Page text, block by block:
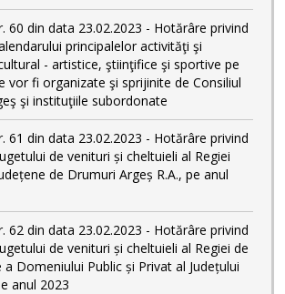
60 din data 23.02.2023 - Hotărâre privind
principalelor activităţi şi
- artistice, ştiinţifice şi sportive pe
vor fi organizate şi sprijinite de Consiliul
şi instituţiile subordonate
61 din data 23.02.2023 - Hotărâre privind
de venituri și cheltuieli al Regiei
de Drumuri Argeș R.A., pe anul
62 din data 23.02.2023 - Hotărâre privind
de venituri și cheltuieli al Regiei de
Domeniului Public și Privat al Județului
anul 2023